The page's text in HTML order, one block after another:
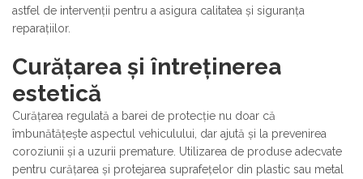
astfel de intervenții pentru a asigura calitatea și siguranța
reparațiilor.
Curățarea și întreținerea
estetică
Curățarea regulată a barei de protecție nu doar că
îmbunătățește aspectul vehiculului, dar ajută și la prevenirea
coroziunii și a uzurii premature. Utilizarea de produse adecvate
pentru curățarea și protejarea suprafețelor din plastic sau metal